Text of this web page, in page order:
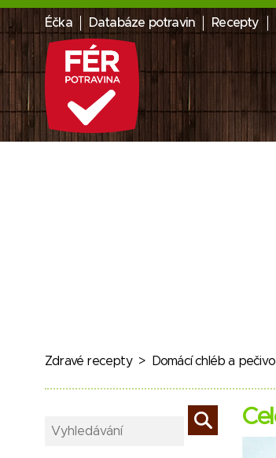
Éčka Databáze potravin Recepty
Zdravé recepty> Domácí chléb a pečivo